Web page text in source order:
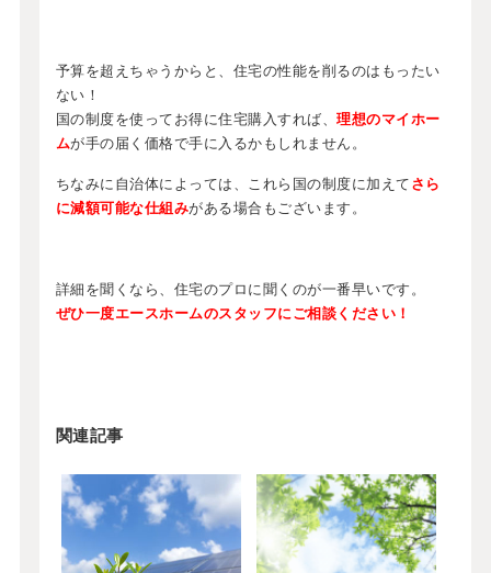
予算を超えちゃうからと、住宅の性能を削るのはもったい
ない！
国の制度を使ってお得に住宅購入すれば、理想のマイホー
ムが手の届く価格で手に入るかもしれません。
ちなみに自治体によっては、これら国の制度に加えて さら
に減額可能な仕組みがある場合もございます。
詳細を聞くなら、住宅のプロに聞くのが一番早いです。
ぜひ一度エースホームのスタッフにご相談ください！
関連記事